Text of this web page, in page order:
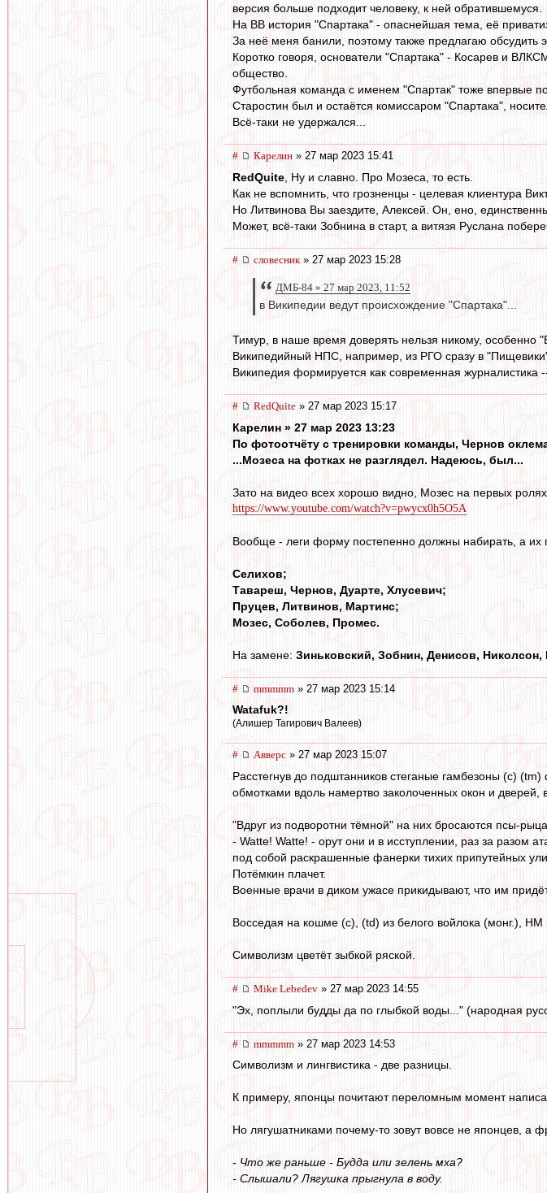
версия больше подходит человеку, к ней обратившемуся.
На ВВ история "Спартака" - опаснейшая тема, её
За неё меня банили, поэтому также предлагаю обсудить
Коротко говоря, основатели "Спартака" - Косарев и
общество.
Футбольная команда с именем "Спартак" тоже впервые
Старостин был и остаётся комиссаром "Спартака",
Всё-таки не удержался...
# Карелин » 27 мар 2023 15:41
RedQuite , Ну и славно. Про Мозеса, то есть.
Как не вспомнить, что грозненцы - целевая клиентура
Но Литвинова Вы заездите, Алексей. Он, ено,
Может, всё-таки Зобнина в старт, а витязя Руслана
# словесник » 27 мар 2023 15:28
ДМБ-84 » 27 мар 2023, 11:52
в Википедии ведут происхождение "Спартака"...
Тимур, в наше время доверять нельзя никому,
Википедийный НПС, например, из РГО сразу в
Википедия формируется как современная журналистика
# RedQuite » 27 мар 2023 15:17
Карелин » 27 мар 2023 13:23
По фотоотчёту с тренировки команды, Чернов
...Мозеса на фотках не разглядел. Надеюсь, был...
Зато на видео всех хорошо видно, Мозес на первых
https://www.youtube.com/watch?v=pwycx0h5O5A
Вообще - леги форму постепенно должны набирать, а их
Селихов;
Тавареш, Чернов, Дуарте, Хлусевич;
Пруцев, Литвинов, Мартинс;
Мозес, Соболев, Промес.
На замене: Зиньковский, Зобнин, Денисов, Николсон,
# mmmmm » 27 мар 2023 15:14
Watafuk?!
(Алишер Тагирович Валеев)
# Авверс » 27 мар 2023 15:07
Расстегнув до подштанников стеганые гамбезоны (с)
обмотками вдоль намертво заколоченных окон и дверей,
"Вдруг из подворотни тёмной" на них бросаются псы-
- Watte! Watte! - орут они и в исступлении, раз за разом
под собой раскрашенные фанерки тихих припутейных
Потёмкин плачет.
Военные врачи в диком ужасе прикидывают, что им
Восседая на кошме (с), (td) из белого войлока (монг.), НМ
Символизм цветёт зыбкой ряской.
# Mike Lebedev » 27 мар 2023 14:55
"Эх, поплыли будды да по глыбкой воды..." (народная
# mmmmm » 27 мар 2023 14:53
Символизм и лингвистика - две разницы.
К примеру, японцы почитают переломным момент
Но лягушатниками почему-то зовут вовсе не японцев, а
- Что же раньше - Будда или зелень мха?
- Слышали? Лягушка прыгнула в воду.